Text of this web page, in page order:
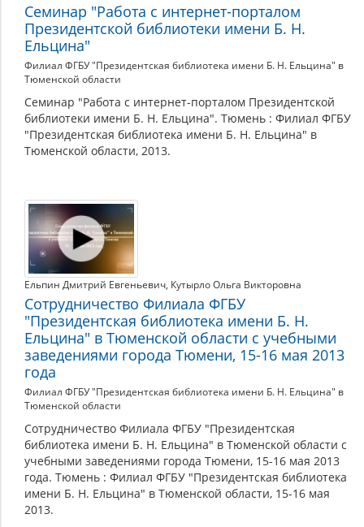
Семинар "Работа с интернет-порталом
Президентской библиотеки имени Б. Н.
Ельцина"
Филиал ФГБУ "Президентская библиотека имени Б. Н. Ельцина" в
Тюменской области
Семинар "Работа с интернет-порталом Президентской
библиотеки имени Б. Н. Ельцина". Тюмень : Филиал ФГБУ
"Президентская библиотека имени Б. Н. Ельцина" в
Тюменской области, 2013.
Ельпин Дмитрий Евгеньевич, Кутырло Ольга Викторовна
Сотрудничество Филиала ФГБУ
"Президентская библиотека имени Б. Н.
Ельцина" в Тюменской области с учебными
заведениями города Тюмени, 15-16 мая 2013
года
Филиал ФГБУ "Президентская библиотека имени Б. Н. Ельцина" в
Тюменской области
Сотрудничество Филиала ФГБУ "Президентская
библиотека имени Б. Н. Ельцина" в Тюменской области с
учебными заведениями города Тюмени, 15-16 мая 2013
года. Тюмень : Филиал ФГБУ "Президентская библиотека
имени Б. Н. Ельцина" в Тюменской области, 15-16 мая
2013.